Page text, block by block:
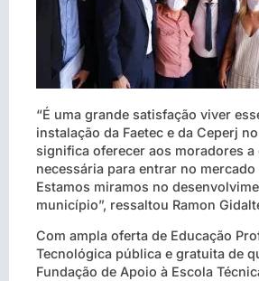
“É uma grande satisfação viver
instalação da Faetec e da Ceperj
significa oferecer aos moradores a
necessária para entrar no
Estamos miramos no
município”, ressaltou Ramon
Com ampla oferta de Educação
Tecnológica pública e gratuita de
Fundação de Apoio à Escola